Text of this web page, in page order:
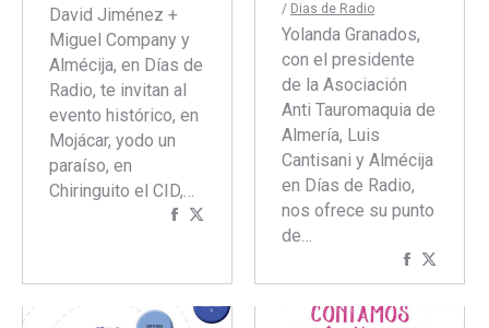
David Jiménez +
Miguel Company y
Almécija, en Días de
Radio, te invitan al
evento histórico, en
Mojácar, yodo un
paraíso, en
Chiringuito el CID,…
Compartir
/ Dias de Radio
Yolanda Granados,
con el presidente
de la Asociación
Anti Tauromaquia de
Almería, Luis
Cantisani y Almécija
en Días de Radio,
nos ofrece su punto
de…
Compartir
concon